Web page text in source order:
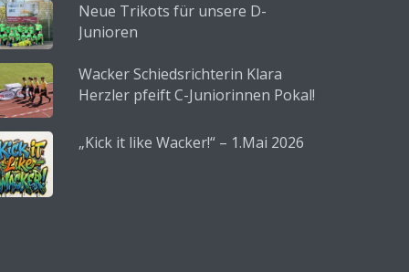
Neue Trikots für unsere D-
Junioren
Wacker Schiedsrichterin Klara
Herzler pfeift C-Juniorinnen Pokal!
„Kick it like Wacker!“ – 1.Mai 2026